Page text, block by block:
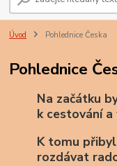
Úvod Pohlednice Česka
Pohlednice
Na začátku
k cestování
K tomu
rozdávat